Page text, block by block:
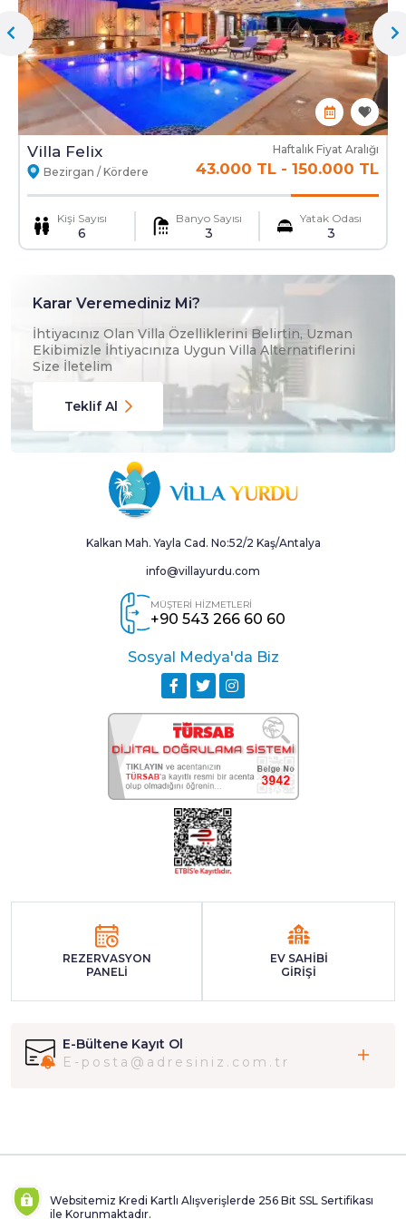
Mama Sandalyesi Ulaşım Hizmeti
Villa Felix
Bezirgan / Kördere
Haftalık Fiyat Aralığı
43.000 TL - 150.000 TL
Kişi Sayısı
6
Banyo Sayısı
3
Yatak Odası
3
Karar Veremediniz Mi?
İhtiyacınız Olan Villa Özelliklerini Belirtin, Uzman
Ekibimizle İhtiyacınıza Uygun Villa Alternatiflerini
Size İletelim
Teklif Al
REZERVASYON
PANELİ
EV SAHİBİ
GİRİŞİ
Kalkan Mah. Yayla Cad. No:52/2 Kaş/Antalya
info@villayurdu.com
MÜŞTERİ HİZMETLERİ
+90 543 266 60 60
Sosyal Medya'da Biz
E-Bültene Kayıt Ol
Websitemiz Kredi Kartlı Alışverişlerde 256 Bit SSL Sertifikası
ile Korunmaktadır.